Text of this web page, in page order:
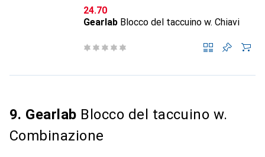
CHF
24.70
Gearlab Blocco del taccuino w. Chiavi
9. Gearlab Blocco del taccuino w.
Combinazione